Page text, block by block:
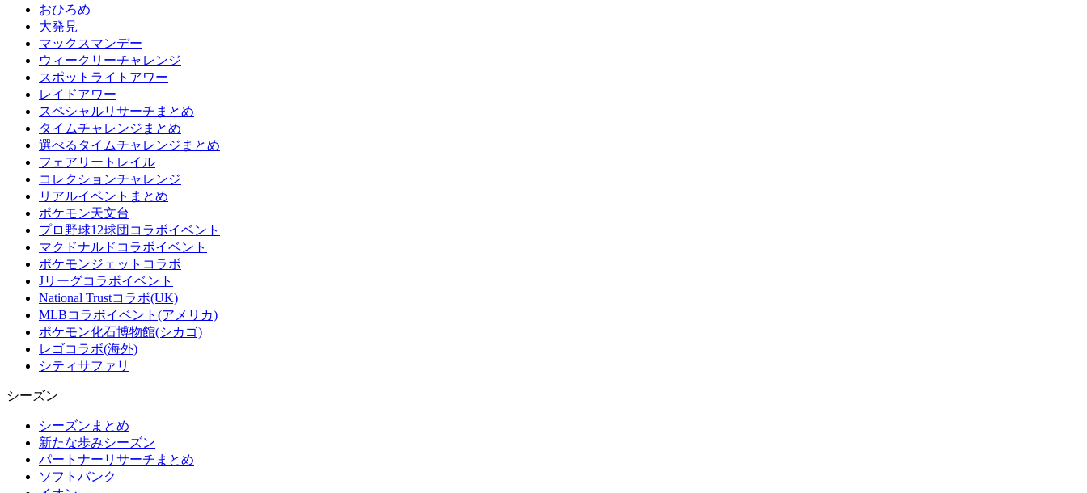
おひろめ
大発見
マックスマンデー
ウィークリーチャレンジ
スポットライトアワー
レイドアワー
スペシャルリサーチまとめ
タイムチャレンジまとめ
選べるタイムチャレンジまとめ
フェアリートレイル
コレクションチャレンジ
リアルイベントまとめ
ポケモン天文台
プロ野球12球団コラボイベント
マクドナルドコラボイベント
ポケモンジェットコラボ
Jリーグコラボイベント
National Trustコラボ(UK)
MLBコラボイベント(アメリカ)
ポケモン化石博物館(シカゴ)
レゴコラボ(海外)
シティサファリ
シーズン
シーズンまとめ
新たな歩みシーズン
パートナーリサーチまとめ
ソフトバンク